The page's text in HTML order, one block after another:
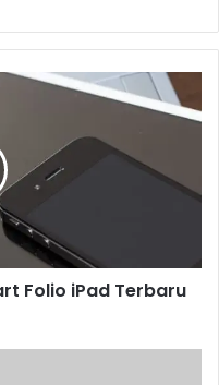
Folio iPad Terbaru